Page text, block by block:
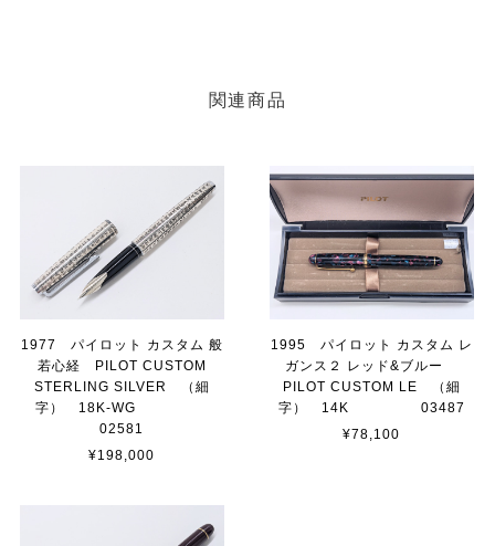
関連商品
1977 パイロット カスタム 般
若心経 PILOT CUSTOM
STERLING SILVER （細
字） 18K-WG
02581
¥198,000
1995 パイロット カスタム レ
ガンス２ レッド&ブルー
PILOT CUSTOM LE （細
字） 14K 03487
¥78,100